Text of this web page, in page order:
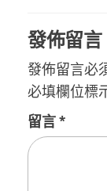
發佈留言
發佈留言必
必填欄位標
留言*